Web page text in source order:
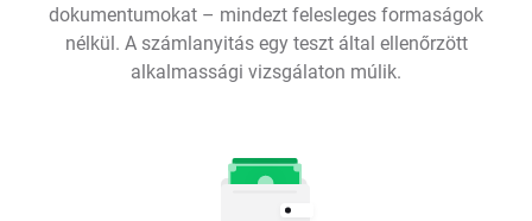
dokumentumokat – mindezt felesleges formaságok
nélkül. A számlanyitás egy teszt által ellenőrzött
alkalmassági vizsgálaton múlik.